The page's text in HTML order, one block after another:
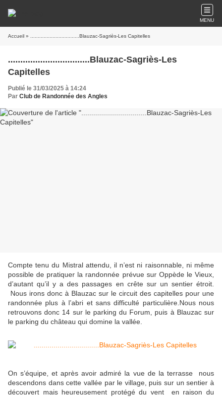
MENU
Accueil » .................................Blauzac-Sagriès-Les Capitelles
.................................Blauzac-Sagriès-Les
Capitelles
Publié le 31/03/2025 à 14:24
Par Club de Randonnée des Angles
Compte tenu du Mistral attendu, il n’est ni raisonnable, ni même
possible de pratiquer la randonnée prévue sur Oppède le Vieux,
d’autant qu’il y a des passages en crête sur un sentier étroit.
Nous irons donc à Blauzac sur le circuit des capitelles pour une
randonnée plus à l’abri et sans difficulté particulière.Nous nous
retrouvons donc 14 sur le parking du Forum, puis à Blauzac sur
le parking du château qui domine la vallée.
On s’équipe, et après avoir admiré la vue de la terrasse nous
descendons dans cette vallée par le village, puis sur un sentier à
découvert mais heureusement protégé du vent en raison du